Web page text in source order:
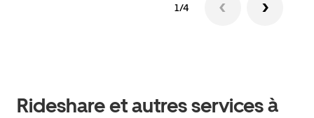
1/4
Rideshare et autres services à